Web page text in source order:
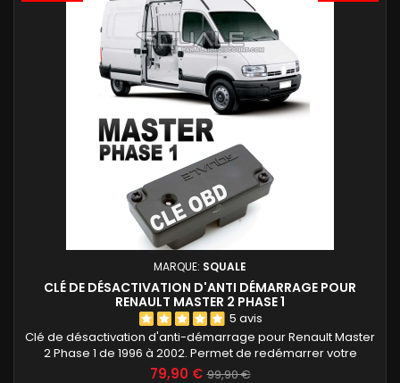
MARQUE: SQUALE
CLÉ DE DÉSACTIVATION D'ANTI DÉMARRAGE POUR
RENAULT MASTER 2 PHASE 1
5 avis
Clé de désactivation d'anti-démarrage pour Renault Master
2 Phase 1 de 1996 à 2002. Permet de redémarrer votre
utilitaire lorsque la clé ou la télécommande d'origine n'est
79,90 € 99,90 €